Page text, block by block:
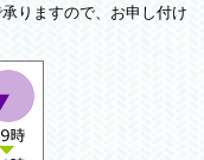
りますので、お申し付け